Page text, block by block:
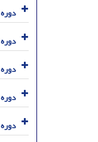
دوره 5 (1405)
دوره 4 (1404)
دوره 3 (1403)
دوره 2 (1402)
دوره 1 (1401)